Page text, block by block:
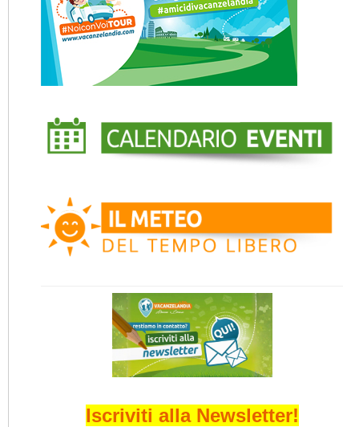
Iscriviti alla Newsletter!